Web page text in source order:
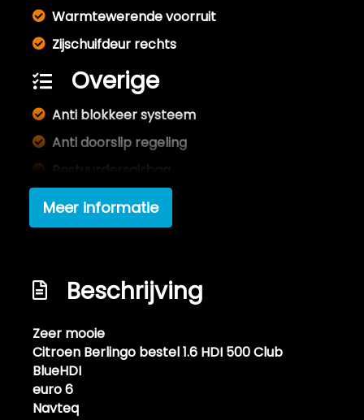
Warmtewerende voorruit
Zijschuifdeur rechts
Overige
Anti blokkeer systeem
Anti doorslip regeling
Bestuurdersairbag
Elektronisch stabiliteits programma
Elektronische remkrachtverdeling
Interieur
2 zitplaatsen rechtsvoor
Elektrische ramen voor
Tussenschot volledig
Meer informatie
Beschrijving
Zeer mooie
Citroen Berlingo bestel 1.6 HDI 500 Club
BlueHDI
euro 6
Navteq